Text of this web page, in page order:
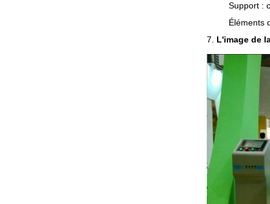
Support :
Éléments
7. L'image de